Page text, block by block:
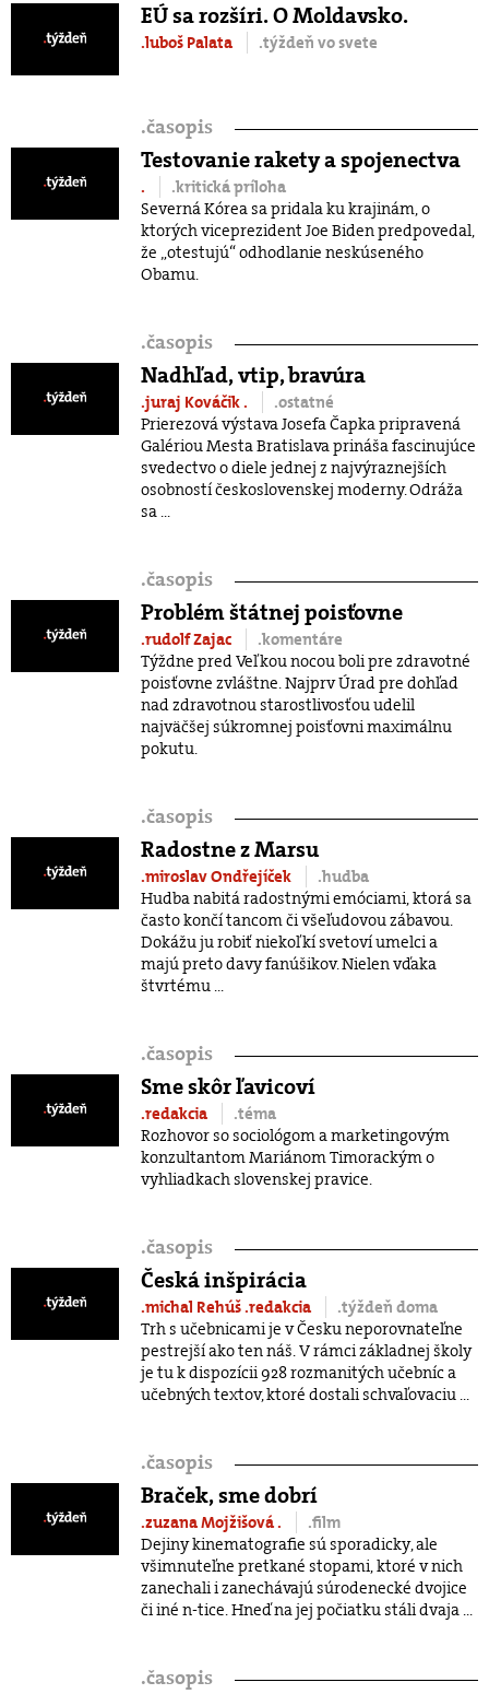
EÚ sa rozšíri. O Moldavsko.
.luboš Palata .týždeň vo svete
.časopis
Testovanie rakety a spojenectva
.
.kritická príloha
Severná Kórea sa pridala ku krajinám, o
ktorých viceprezident Joe Biden predpovedal,
že „otestujú“ odhodlanie neskúseného
Obamu.
.časopis
Nadhľad, vtip, bravúra
.juraj Kováčik.
.ostatné
Prierezová výstava Josefa Čapka pripravená
Galériou Mesta Bratislava prináša fascinujúce
svedectvo o diele jednej z najvýraznejších
osobností československej moderny. Odráža
sa ...
.časopis
Problém štátnej poisťovne
.rudolf Zajac
.komentáre
Týždne pred Veľkou nocou boli pre zdravotné
poisťovne zvláštne. Najprv Úrad pre dohľad
nad zdravotnou starostlivosťou udelil
najväčšej súkromnej poisťovni maximálnu
pokutu.
.časopis
Radostne z Marsu
.miroslav Ondřejíček
.hudba
Hudba nabitá radostnými emóciami, ktorá sa
často končí tancom či všeľudovou zábavou.
Dokážu ju robiť niekoľkí svetoví umelci a
majú preto davy fanúšikov. Nielen vďaka
štvrtému ...
.časopis
Sme skôr ľavicoví
.redakcia
.téma
Rozhovor so sociológom a marketingovým
konzultantom Mariánom Timorackým o
vyhliadkach slovenskej pravice.
.časopis
Česká inšpirácia
.michal Rehúš.redakcia
.týždeň doma
Trh s učebnicami je v Česku neporovnateľne
pestrejší ako ten náš. V rámci základnej školy
je tu k dispozícii 928 rozmanitých učebníc a
učebných textov, ktoré dostali schvaľovaciu ...
.časopis
Braček, sme dobrí
.zuzana Mojžišová.
.film
Dejiny kinematografie sú sporadicky, ale
všimnuteľne pretkané stopami, ktoré v nich
zanechali i zanechávajú súrodenecké dvojice
či iné n-tice. Hneď na jej počiatku stáli dvaja ...
.časopis